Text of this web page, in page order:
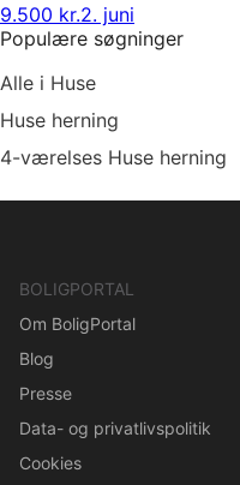
9.500 kr.2. juni
Populære søgninger
Alle i Huse
Huse herning
4-værelses Huse herning
BOLIGPORTAL
Om BoligPortal
Blog
Presse
Data- og privatlivspolitik
Cookies